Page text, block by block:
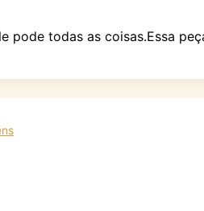
pode todas as coisas.Essa